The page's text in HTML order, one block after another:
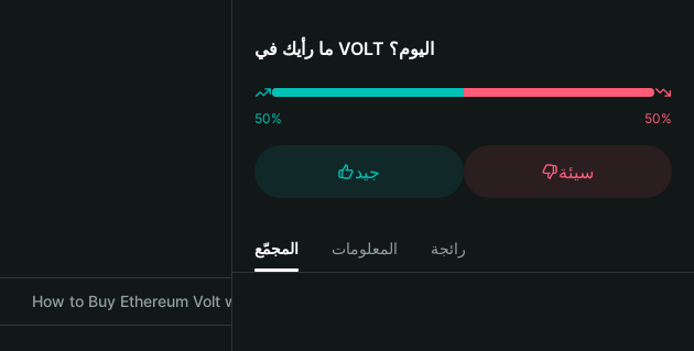
How to Buy Ethereum Volt with Bitget Wallet
ما رأيك في VOLT اليوم؟
50% 50%
جيد سيئة
المجمّع المعلومات رائجة